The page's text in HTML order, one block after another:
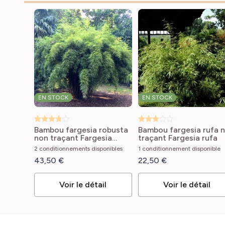
EN STOCK
Bambou fargesia robusta
non traçant Fargesia
robusta
2 conditionnements disponibles
43,50 €
Voir le détail
EN STOCK
Bambou fargesia rufa
traçant Fargesia rufa
1 conditionnement disponible
22,50 €
Voir le détail